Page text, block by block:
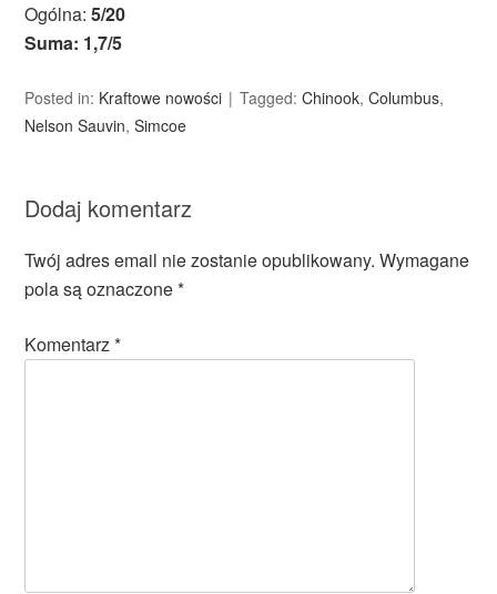
Ogólna:5/20
Suma: 1,7/5
Posted in: Kraftowe nowości Tagged:Chinook,Columbus,
Nelson Sauvin,Simcoe
Dodaj komentarz
Twój adres email nie zostanie opublikowany. Wymagane
pola są oznaczone*
Komentarz*